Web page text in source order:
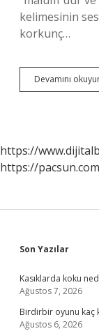
kelimesinin
korkunç…
Devamını
https://
https://
Son Yazılar
Kasıklarda koku
Ağustos 7, 2026
Birdirbir oyunu kaç
Ağustos 6, 2026